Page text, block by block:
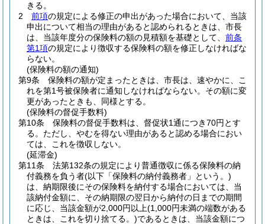
きる。
2
前項の規定による修正の申出があった場合において、当該
申出について相当の理由があると認められるときは、市長
は、当該年度分の保険料の額の見積額を基礎として、 前条
第1項の規定により徴収する保険料の額を修正しなければな
らない。
(保険料の額の通知)
第9条
保険料の額が定まったときは、市長は、速やかに、こ
れを第1号被保険者に通知しなければならない。 その額に変
更があったときも、同様とする。
(保険料の督促手数料)
第10条
保険料の督促手数料は、督促状1通につき70円とす
る。 ただし、やむを得ない理由があると認める場合におい
ては、これを徴収しない。
(延滞金)
第11条
法第132条の規定により普通徴収に係る保険料の納
付義務を負う者(以下「保険料の納付義務者」という。)
は、納期限後にその保険料を納付する場合においては、当
該納付金額に、その納期限の翌日から納付の日までの期間
に応じ、当該金額が2,000円以上(1,000円未満の端数がある
ときは、これを切り捨てる。)であるときは、当該金額につ